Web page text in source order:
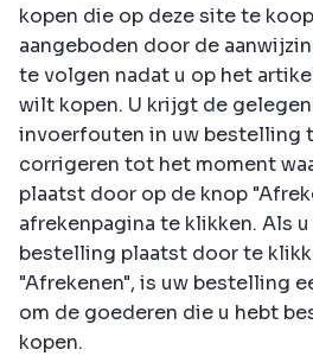
kopen die op deze site te
aangeboden door de
te volgen nadat u op het
wilt kopen. U krijgt de
invoerfouten in uw bestelling
corrigeren tot het moment
plaatst door op de knop
afrekenpagina te klikken. Als
bestelling plaatst door te
"Afrekenen", is uw bestelling
om de goederen die u hebt
kopen.